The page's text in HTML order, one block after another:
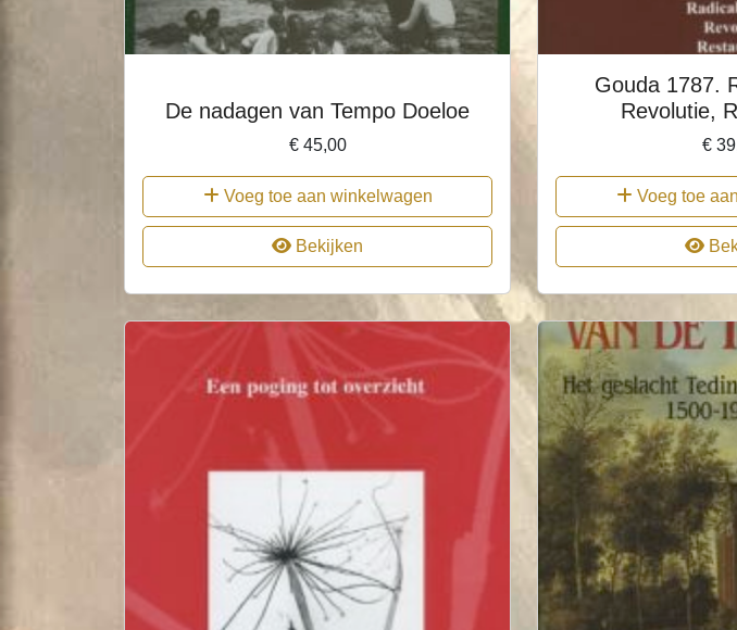
De nadagen van Tempo Doeloe
€45,00
Voeg toe aan winkelwagen
Bekijken
Gouda 1787.
Revolutie,
€
Voeg toe